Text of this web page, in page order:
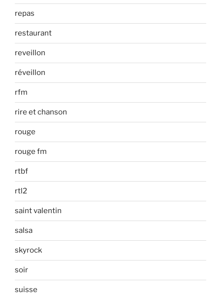
repas
restaurant
reveillon
réveillon
rfm
rire et chanson
rouge
rouge fm
rtbf
rtl2
saint valentin
salsa
skyrock
soir
suisse